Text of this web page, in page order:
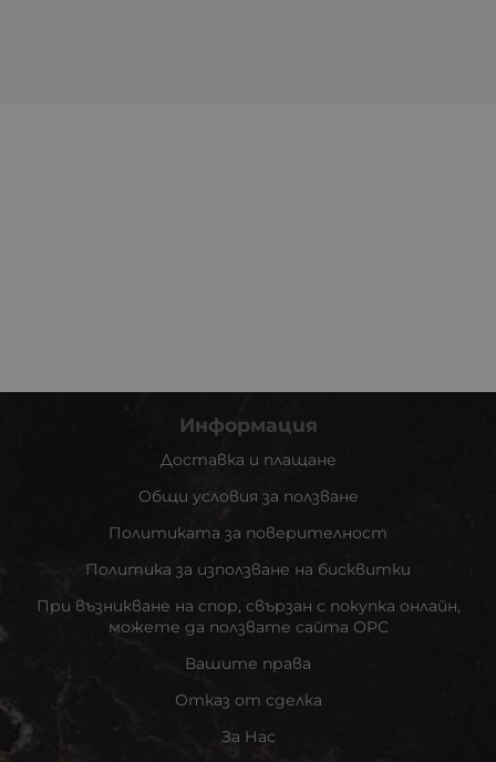
Информация
Доставка и плащане
Общи условия за ползване
Политиката за поверителност
Политика за използване на бисквитки
При възникване на спор, свързан с покупка онлайн,
можете да ползвате сайта ОРС
Вашите права
Отказ от сделка
За Нас